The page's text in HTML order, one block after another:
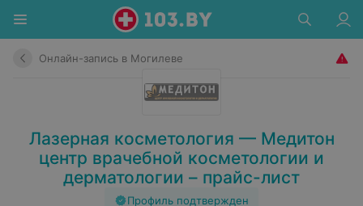
Онлайн-запись в Могилеве
Лазерная косметология — Медитон
центр врачебной косметологии и
дерматологии – прайс-лист
Профиль подтвержден